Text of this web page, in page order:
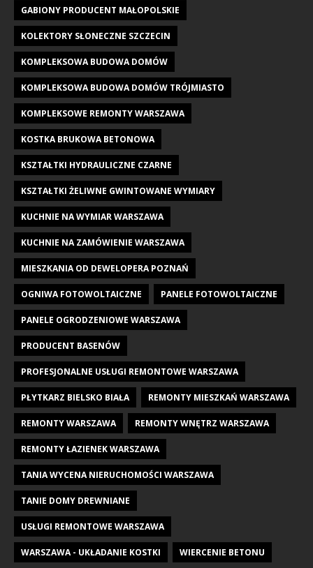
GABIONY PRODUCENT MAŁOPOLSKIE
KOLEKTORY SŁONECZNE SZCZECIN
KOMPLEKSOWA BUDOWA DOMÓW
KOMPLEKSOWA BUDOWA DOMÓW TRÓJMIASTO
KOMPLEKSOWE REMONTY WARSZAWA
KOSTKA BRUKOWA BETONOWA
KSZTAŁTKI HYDRAULICZNE CZARNE
KSZTAŁTKI ŻELIWNE GWINTOWANE WYMIARY
KUCHNIE NA WYMIAR WARSZAWA
KUCHNIE NA ZAMÓWIENIE WARSZAWA
MIESZKANIA OD DEWELOPERA POZNAŃ
OGNIWA FOTOWOLTAICZNE PANELE FOTOWOLTAICZNE
PANELE OGRODZENIOWE WARSZAWA
PRODUCENT BASENÓW
PROFESJONALNE USŁUGI REMONTOWE WARSZAWA
PŁYTKARZ BIELSKO BIAŁA REMONTY MIESZKAŃ WARSZAWA
REMONTY WARSZAWA REMONTY WNĘTRZ WARSZAWA
REMONTY ŁAZIENEK WARSZAWA
TANIA WYCENA NIERUCHOMOŚCI WARSZAWA
TANIE DOMY DREWNIANE
USŁUGI REMONTOWE WARSZAWA
WARSZAWA - UKŁADANIE KOSTKI WIERCENIE BETONU